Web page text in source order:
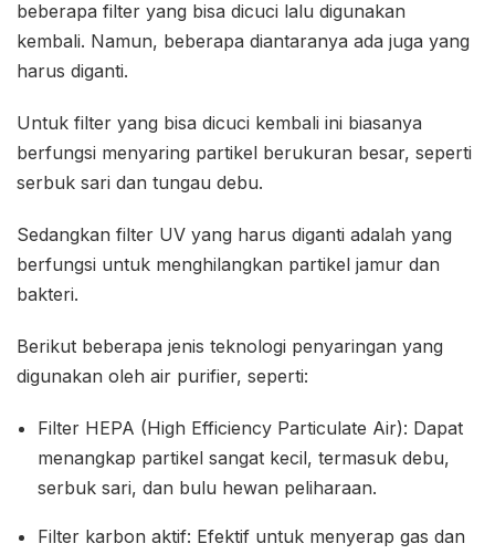
beberapa filter yang bisa dicuci lalu digunakan
kembali. Namun, beberapa diantaranya ada juga yang
harus diganti.
Untuk filter yang bisa dicuci kembali ini biasanya
berfungsi menyaring partikel berukuran besar, seperti
serbuk sari dan tungau debu.
Sedangkan filter UV yang harus diganti adalah yang
berfungsi untuk menghilangkan partikel jamur dan
bakteri.
Berikut beberapa jenis teknologi penyaringan yang
digunakan oleh air purifier, seperti:
Filter HEPA (High Efficiency Particulate Air): Dapat
menangkap partikel sangat kecil, termasuk debu,
serbuk sari, dan bulu hewan peliharaan.
Filter karbon aktif: Efektif untuk menyerap gas dan